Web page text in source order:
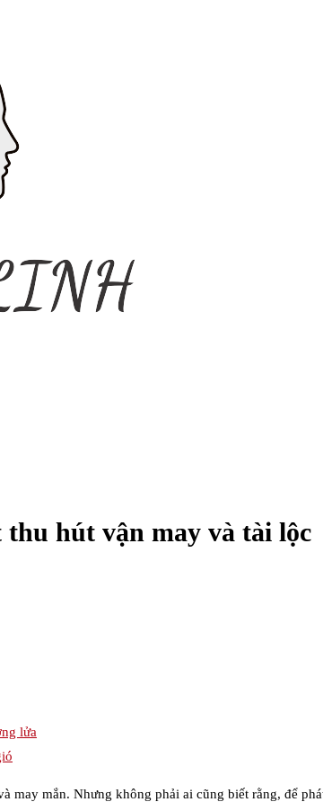
hút vận may và tài lộc
lửa
may mắn. Nhưng không phải ai cũng biết rằng, để